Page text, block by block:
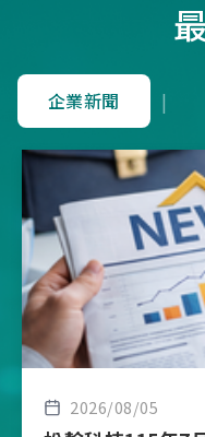
企業新聞 |
2026/08/05